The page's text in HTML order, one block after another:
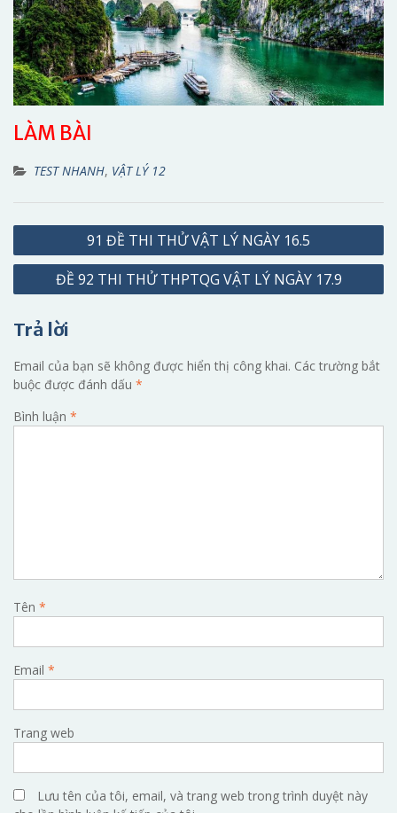
LÀM BÀI
TEST NHANH, VẬT LÝ 12
Điều
hướng
91 ĐỀ THI THỬ VẬT LÝ NGÀY 16.5
ĐỀ 92 THI THỬ THPTQG VẬT LÝ NGÀY 17.9
Trả lời
Email của bạn sẽ không được hiển thị công khai. Các trường bắt
buộc được đánh dấu *
Bình luận *
Tên *
Email *
Trang web
Lưu tên của tôi, email, và trang web trong trình duyệt này